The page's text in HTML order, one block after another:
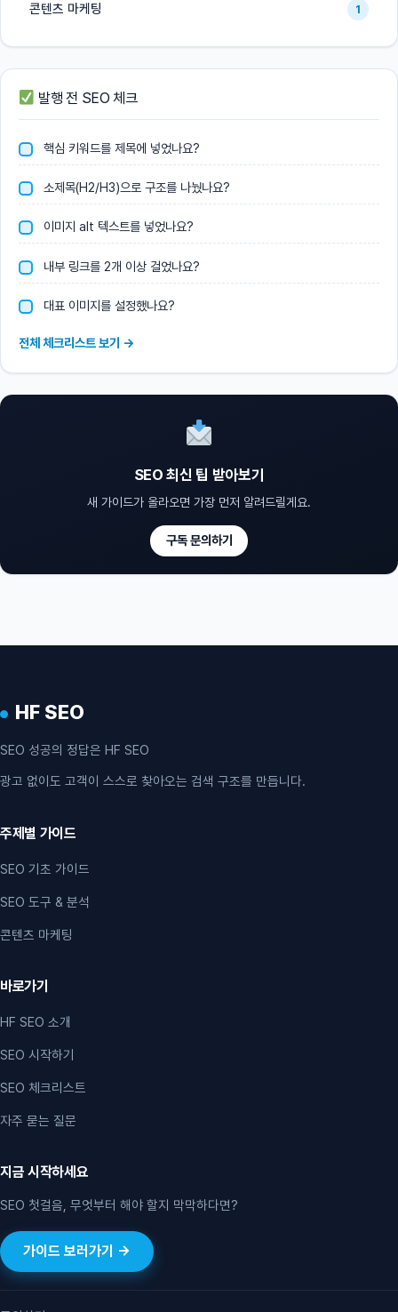
콘텐츠 마케팅 1
발행 전 SEO 체크
핵심 키워드를 제목에 넣었나요?
소제목(H2/H3)으로 구조를 나눴나요?
이미지 alt 텍스트를 넣었나요?
내부 링크를 2개 이상 걸었나요?
대표 이미지를 설정했나요?
전체 체크리스트 보기 →
SEO 최신 팁 받아보기
새 가이드가 올라오면 가장 먼저 알려드릴게요.
구독 문의하기
HF SEO
SEO 성공의 정답은 HF SEO
광고 없이도 고객이 스스로 찾아오는 검색 구조를 만듭니다.
주제별 가이드
SEO 기초 가이드
SEO 도구 & 분석
콘텐츠 마케팅
바로가기
HF SEO 소개
SEO 시작하기
SEO 체크리스트
자주 묻는 질문
지금 시작하세요
SEO 첫걸음, 무엇부터 해야 할지 막막하다면?
가이드 보러가기 →